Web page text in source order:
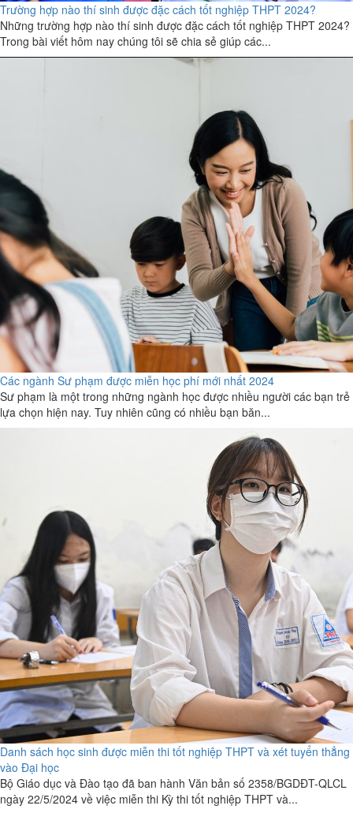
Trường hợp nào thí sinh được đặc cách tốt nghiệp THPT 2024?
Những trường hợp nào thí sinh được đặc cách tốt nghiệp THPT 2024?
Trong bài viết hôm nay chúng tôi sẽ chia sẻ giúp các...
Các ngành Sư phạm được miễn học phí mới nhất 2024
Sư phạm là một trong những ngành học được nhiều người các bạn trẻ
lựa chọn hiện nay. Tuy nhiên cũng có nhiều bạn băn...
Danh sách học sinh được miễn thi tốt nghiệp THPT và xét tuyển thẳng
vào Đại học
Bộ Giáo dục và Đào tạo đã ban hành Văn bản số 2358/BGDĐT-QLCL
ngày 22/5/2024 về việc miễn thi Kỳ thi tốt nghiệp THPT và...